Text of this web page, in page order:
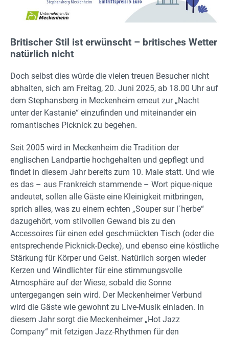
Britischer Stil ist erwünscht – britisches Wetter
natürlich nicht
Doch selbst dies würde die vielen treuen Besucher nicht
abhalten, sich am Freitag, 20. Juni 2025, ab 18.00 Uhr auf
dem Stephansberg in Meckenheim erneut zur „Nacht
unter der Kastanie“ einzufinden und miteinander ein
romantisches Picknick zu begehen.
Seit 2005 wird in Meckenheim die Tradition der
englischen Landpartie hochgehalten und gepflegt und
findet in diesem Jahr bereits zum 10. Male statt. Und wie
es das – aus Frankreich stammende – Wort pique-nique
andeutet, sollen alle Gäste eine Kleinigkeit mitbringen,
sprich alles, was zu einem echten „Souper sur l´herbe“
dazugehört, vom stilvollen Gewand bis zu den
Accessoires für einen edel geschmückten Tisch (oder die
entsprechende Picknick-Decke), und ebenso eine köstliche
Stärkung für Körper und Geist. Natürlich sorgen wieder
Kerzen und Windlichter für eine stimmungsvolle
Atmosphäre auf der Wiese, sobald die Sonne
untergegangen sein wird. Der Meckenheimer Verbund
wird die Gäste wie gewohnt zu Live-Musik einladen. In
diesem Jahr sorgt die Meckenheimer „Hot Jazz
Company“ mit fetzigen Jazz-Rhythmen für den